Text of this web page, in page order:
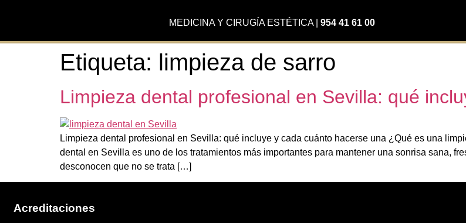
MEDICINA Y CIRUGÍA ESTÉTICA|954 41 61 00
Etiqueta: limpieza de sarro
Limpieza dental profesional en Sevilla: qué
Limpieza dental profesional en Sevilla: qué incluye y cada cuánto hacerse una ¿Qué es una
dental en Sevilla es uno de los tratamientos más importantes para mantener una sonrisa sana,
desconocen que no se trata […]
Acreditaciones